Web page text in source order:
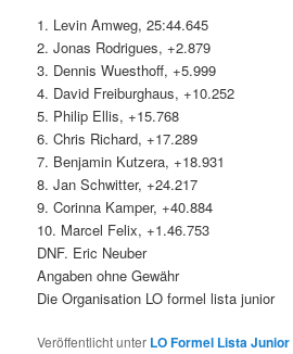
1. Levin Amweg, 25:44.645
2. Jonas Rodrigues, +2.879
3. Dennis Wuesthoff, +5.999
4. David Freiburghaus, +10.252
5. Philip Ellis, +15.768
6. Chris Richard, +17.289
7. Benjamin Kutzera, +18.931
8. Jan Schwitter, +24.217
9. Corinna Kamper, +40.884
10. Marcel Felix, +1.46.753
DNF. Eric Neuber
Angaben ohne Gewähr
Die Organisation LO formel lista junior
Veröffentlicht unter LO Formel Lista Junior